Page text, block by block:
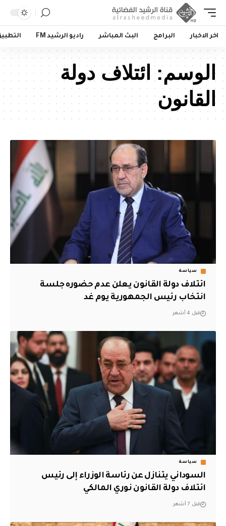
اخر الاخبار البرامج البث المباشر راديو الرشيد FM
الوسم: ائتلاف دولة
القانون
سياسة
ائتلاف دولة القانون يعلن عدم حضوره جلسة
انتخاب رئيس الجمهورية يوم غد
قبل 4 أشهر
سياسة
السوداني يتنازل عن رئاسة الوزراء إلى رئيس
ائتلاف دولة القانون نوري المالكي
قبل 7 أشهر